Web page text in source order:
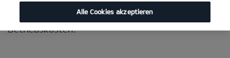
Alle Cookies akzeptieren